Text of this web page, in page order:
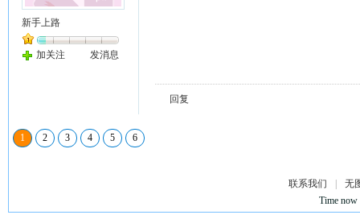
新手上路
加关注 发消息
回复
1 2 3 4 5 6
联系我们
无
Time now